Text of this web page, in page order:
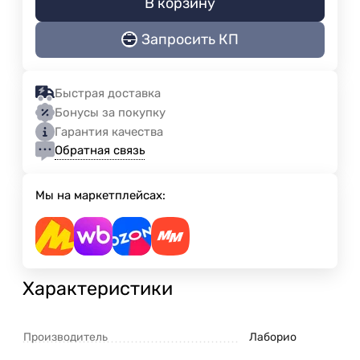
Запросить КП
Быстрая доставка
Бонусы за покупку
Гарантия качества
Обратная связь
Мы на маркетплейсах:
Характеристики
Производитель Лаборио